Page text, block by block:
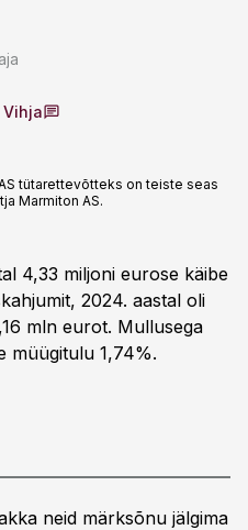
Vihja
tütarettevõtteks on teiste seas
Marmiton AS.
4,33 miljoni eurose käibe
2024. aastal oli
mln eurot. Mullusega
müügitulu 1,74%.
neid märksõnu jälgima